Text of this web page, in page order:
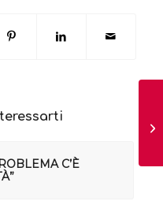
C’È